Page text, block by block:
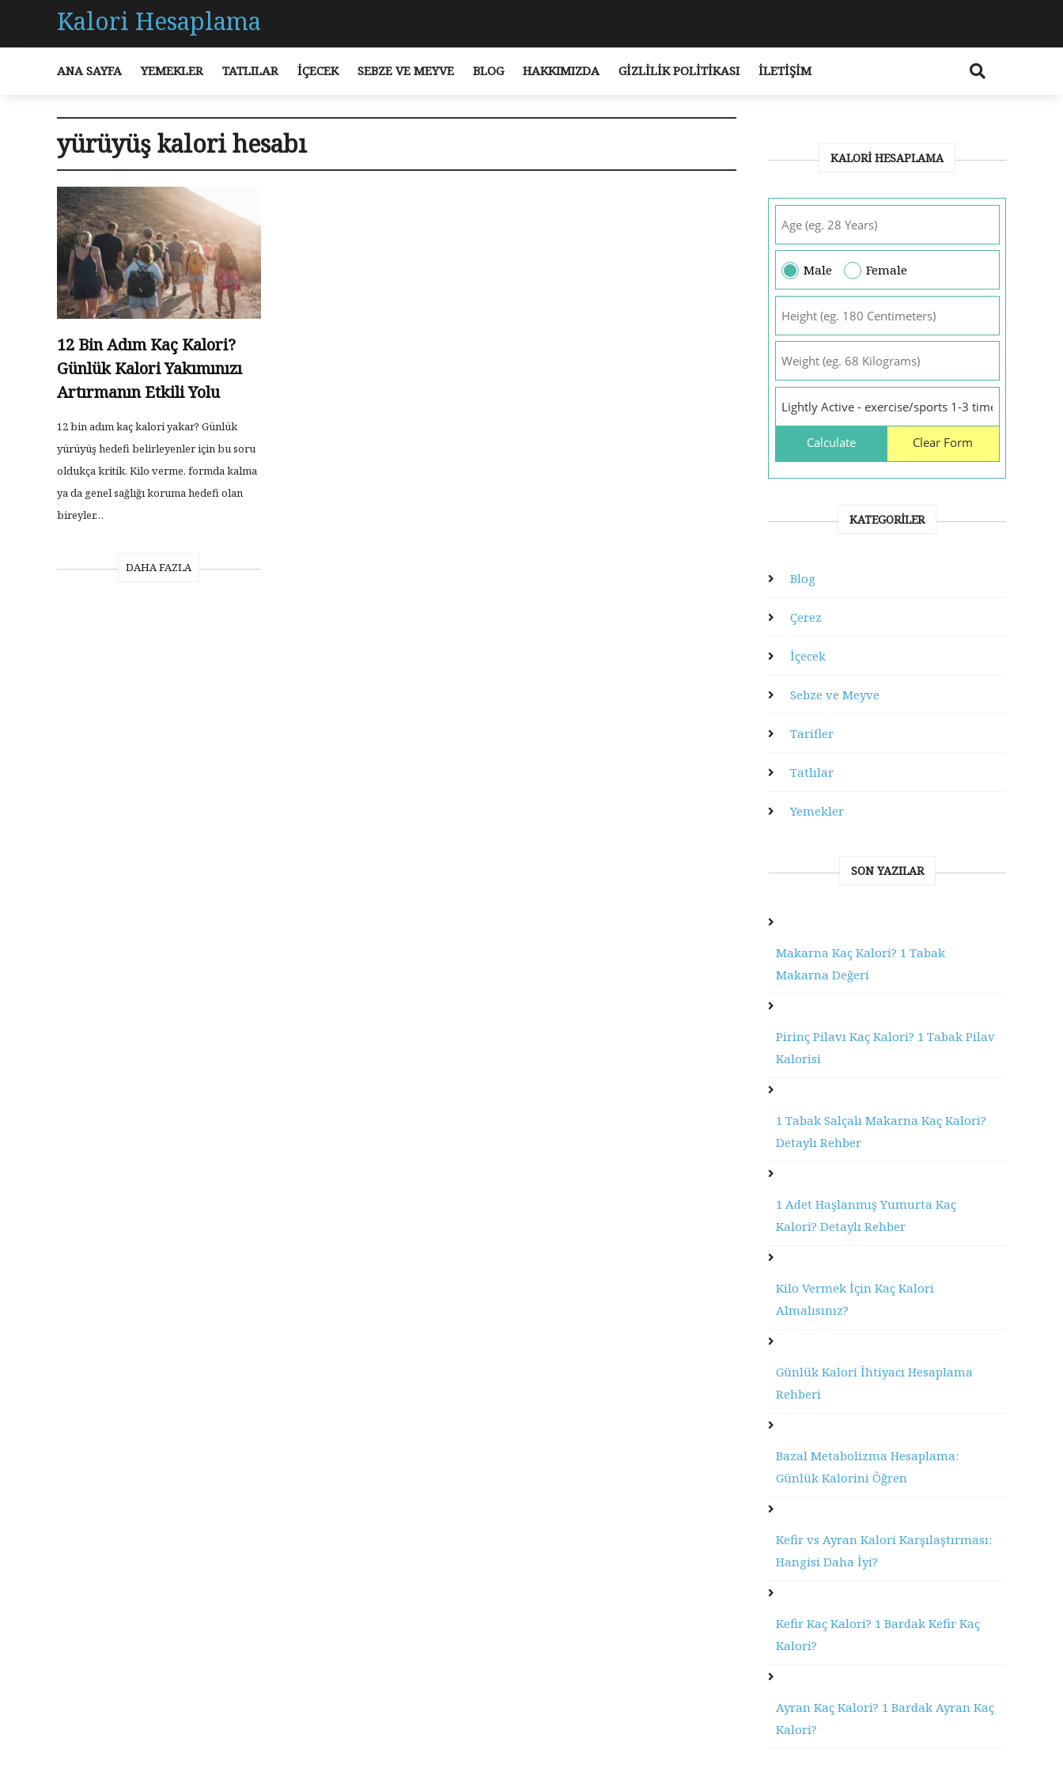
Kalori Hesaplama
ANA SAYFA YEMEKLER TATLILAR İÇECEK SEBZE VE MEYVE BLOG HAKKIMIZDA GIZLILIK POLITIKASI İLETIŞIM
yürüyüş kalori hesabı
12 Bin Adım Kaç Kalori?
Günlük Kalori Yakımınızı
Artırmanın Etkili Yolu
12 bin adım kaç kalori yakar? Günlük
yürüyüş hedefi belirleyenler için bu soru
oldukça kritik. Kilo verme, formda kalma
ya da genel sağlığı koruma hedefi olan
bireyler…
DAHA FAZLA
KALORI HESAPLAMA
Male Female
KATEGORILER
Blog
Çerez
İçecek
Sebze ve Meyve
Tarifler
Tatlılar
Yemekler
SON YAZILAR
Makarna Kaç Kalori? 1 Tabak
Makarna Değeri
Pirinç Pilavı Kaç Kalori? 1 Tabak Pilav
Kalorisi
1 Tabak Salçalı Makarna Kaç Kalori?
Detaylı Rehber
1 Adet Haşlanmış Yumurta Kaç
Kalori? Detaylı Rehber
Kilo Vermek İçin Kaç Kalori
Almalısınız?
Günlük Kalori İhtiyacı Hesaplama
Rehberi
Bazal Metabolizma Hesaplama:
Günlük Kalorini Öğren
Kefir vs Ayran Kalori Karşılaştırması:
Hangisi Daha İyi?
Kefir Kaç Kalori? 1 Bardak Kefir Kaç
Kalori?
Ayran Kaç Kalori? 1 Bardak Ayran Kaç
Kalori?